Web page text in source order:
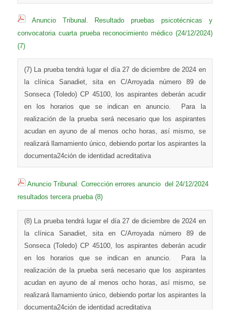
Anuncio Tribunal. Resultado pruebas psicotécnicas y
convocatoria cuarta prueba reconocimiento médico (24/12/2024)
(7)
(7) La prueba tendrá lugar el día 27 de diciembre de 2024 en
la clínica Sanadiet, sita en C/Arroyada número 89 de
Sonseca (Toledo) CP 45100, los aspirantes deberán acudir
en los horarios que se indican en anuncio. Para la
realización de la prueba será necesario que los aspirantes
acudan en ayuno de al menos ocho horas, así mismo, se
realizará llamamiento único, debiendo portar los aspirantes la
documenta24ción de identidad acreditativa
Anuncio Tribunal. Corrección errores anuncio del 24/12/2024
resultados tercera prueba (8)
(8) La prueba tendrá lugar el día 27 de diciembre de 2024 en
la clínica Sanadiet, sita en C/Arroyada número 89 de
Sonseca (Toledo) CP 45100, los aspirantes deberán acudir
en los horarios que se indican en anuncio. Para la
realización de la prueba será necesario que los aspirantes
acudan en ayuno de al menos ocho horas, así mismo, se
realizará llamamiento único, debiendo portar los aspirantes la
documenta24ción de identidad acreditativa